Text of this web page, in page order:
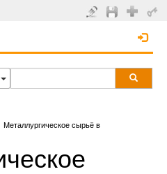
Металлургическое сырьё в